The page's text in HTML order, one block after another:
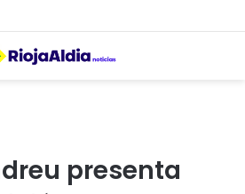
presenta